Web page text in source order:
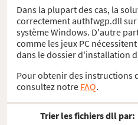
Dans la plupart des cas, la
correctement authfwgp.dll sur
système Windows. D'autre
comme les jeux PC
dans le dossier d'installation
Pour obtenir des instructions
consultez notre FAQ.
Trier les fichiers dll par: